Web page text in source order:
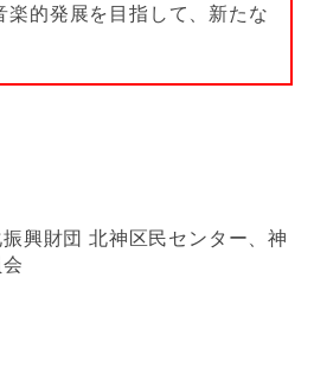
楽的発展を目指して、新たな
振興財団 北神区民センター、神